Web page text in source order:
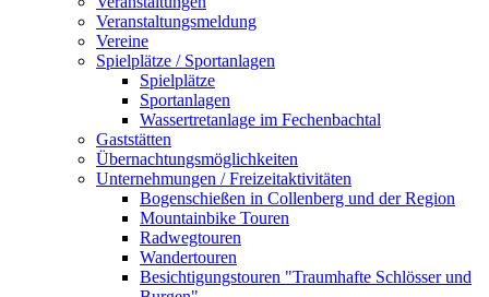
Veranstaltungsmeldung
Vereine
Spielplätze / Sportanlagen
Spielplätze
Sportanlagen
Wassertretanlage im Fechenbachtal
Gaststätten
Übernachtungsmöglichkeiten
Unternehmungen / Freizeitaktivitäten
Bogenschießen in Collenberg und der Region
Mountainbike Touren
Radwegtouren
Wandertouren
Besichtigungstouren "Traumhafte Schlösser und